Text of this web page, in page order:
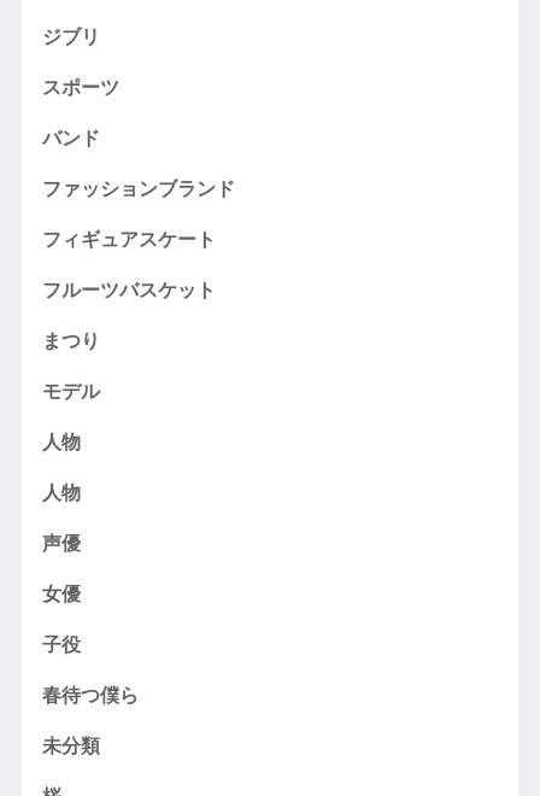
ジブリ
スポーツ
バンド
ファッションブランド
フィギュアスケート
フルーツバスケット
まつり
モデル
人物
人物
声優
女優
子役
春待つ僕ら
未分類